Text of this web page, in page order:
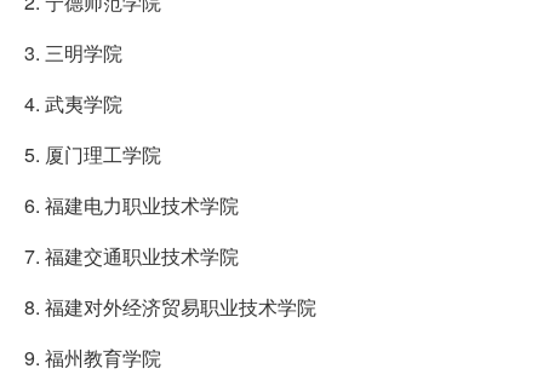
3. 三明学院
4. 武夷学院
5. 厦门理工学院
6. 福建电力职业技术学院
7. 福建交通职业技术学院
8. 福建对外经济贸易职业技术学院
9. 福州教育学院